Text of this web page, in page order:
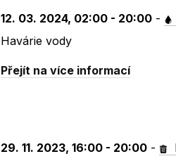
12. 03. 2024, 02:00 - 20:00 -
Havárie vody
Přejít na více informací
29. 11. 2023, 16:00 - 20:00 -